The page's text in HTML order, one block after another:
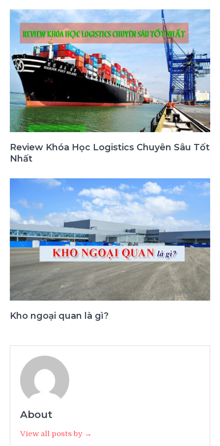
Review Khóa Học Logistics Chuyên Sâu Tốt
Nhất
Kho ngoại quan là gì?
About
View all posts by →